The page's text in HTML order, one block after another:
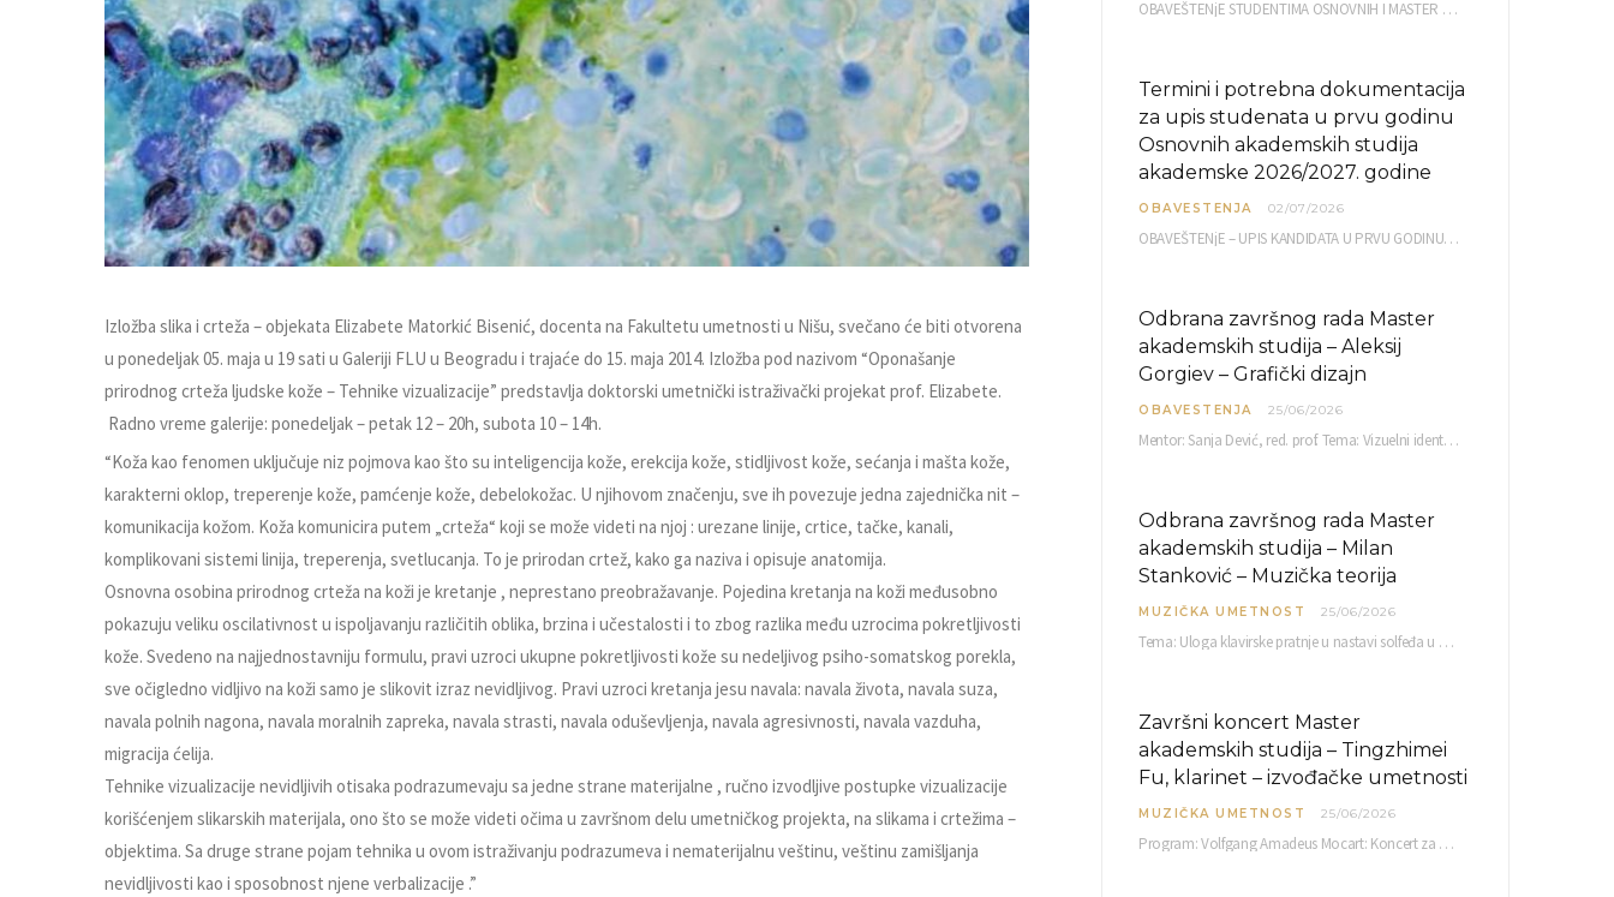
Izložba slika i crteža – objekata Elizabete Matorkić Bisenić, docenta na Fakultetu umetnosti u Nišu, svečano će biti otvorena
u ponedeljak 05. maja u 19 sati u Galeriji FLU u Beogradu i trajaće do 15. maja 2014. Izložba pod nazivom “Oponašanje
prirodnog crteža ljudske kože – Tehnike vizualizacije” predstavlja doktorski umetnički istraživački projekat prof. Elizabete.
Radno vreme galerije: ponedeljak – petak 12 – 20h, subota 10 – 14h.
“Koža kao fenomen uključuje niz pojmova kao što su inteligencija kože, erekcija kože, stidljivost kože, sećanja i mašta kože,
karakterni oklop, treperenje kože, pamćenje kože, debelokožac. U njihovom značenju, sve ih povezuje jedna zajednička nit –
komunikacija kožom. Koža komunicira putem „crteža“ koji se može videti na njoj : urezane linije, crtice, tačke, kanali,
komplikovani sistemi linija, treperenja, svetlucanja. To je prirodan crtež, kako ga naziva i opisuje anatomija.
Osnovna osobina prirodnog crteža na koži je kretanje , neprestano preobražavanje. Pojedina kretanja na koži međusobno
pokazuju veliku oscilativnost u ispoljavanju različitih oblika, brzina i učestalosti i to zbog razlika među uzrocima pokretljivosti
kože. Svedeno na najjednostavniju formulu, pravi uzroci ukupne pokretljivosti kože su nedeljivog psiho-somatskog porekla,
sve očigledno vidljivo na koži samo je slikovit izraz nevidljivog. Pravi uzroci kretanja jesu navala: navala života, navala suza,
navala polnih nagona, navala moralnih zapreka, navala strasti, navala oduševljenja, navala agresivnosti, navala vazduha,
migracija ćelija.
Tehnike vizualizacije nevidljivih otisaka podrazumevaju sa jedne strane materijalne , ručno izvodljive postupke vizualizacije
korišćenjem slikarskih materijala, ono što se može videti očima u završnom delu umetničkog projekta, na slikama i crtežima –
objektima. Sa druge strane pojam tehnika u ovom istraživanju podrazumeva i nematerijalnu veštinu, veštinu zamišljanja
nevidljivosti kao i sposobnost njene verbalizacije .”
OBAVEŠTENjE STUDENTIMA OSNOVNIH I MASTER AKADEMSKIH STUDIJA ELEKTRONSKA PRIJAVA ISPITA za septembarski ispitni rok za…
Termini i potrebna dokumentacija
za upis studenata u prvu godinu
Osnovnih akademskih studija
akademske 2026/2027. godine
OBAVESTENJA 02/07/2026
OBAVEŠTENjE – UPIS KANDIDATA U PRVU GODINU OAS 10, 13, 14, 15. i…
Odbrana završnog rada Master
akademskih studija – Aleksij
Gorgiev – Grafički dizajn
OBAVESTENJA 25/06/2026
Mentor: Sanja Dević, red. prof. Tema: Vizuelni identitet linije nutricionističkih proizvoda Vita+: Od ambalaže do multimedijalne komunikacije Petak, 03. 07.…
Odbrana završnog rada Master
akademskih studija – Milan
Stanković – Muzička teorija
MUZIČKA UMETNOST 25/06/2026
Tema: Uloga klavirske pratnje u nastavi solfeđa u prvom ciklusu osnovne muzičke škole Mentor…
Završni koncert Master
akademskih studija – Tingzhimei
Fu, klarinet – izvođačke umetnosti
MUZIČKA UMETNOST 25/06/2026
Program: Volfgang Amadeus Mocart: Koncert za klarinet i orkestar, A-dur Mentor Miloš Mijatović, redovni profesor…